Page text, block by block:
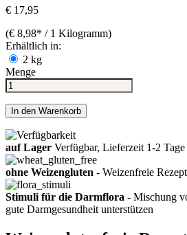
€ 17,95
(€ 8,98* / 1 Kilogramm)
Erhältlich in:
2 kg
Menge
In den Warenkorb
auf Lager Verfügbar, Lieferzeit 1-2 Tage
ohne Weizengluten - Weizenfreie
Stimuli für die Darmflora - Mischung
gute Darmgesundheit unterstützen